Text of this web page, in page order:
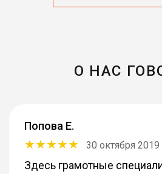
О НАС
Попова Е.
30 октября 2019
Здесь грамотные